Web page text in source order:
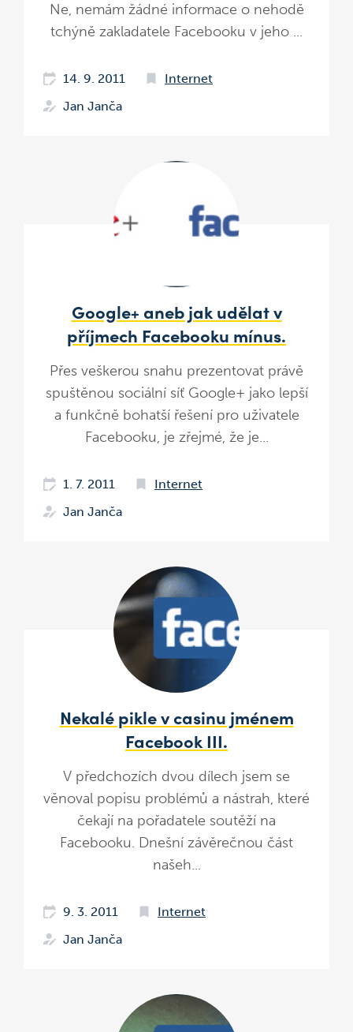
Ne, nemám žádné informace o nehodě
tchýně zakladatele Facebooku v jeho ...
14. 9. 2011
Internet
Jan Janča
Google+ aneb jak udělat v
příjmech Facebooku mínus.
Přes veškerou snahu prezentovat právě
spuštěnou sociální síť Google+ jako lepší
a funkčně bohatší řešení pro uživatele
Facebooku, je zřejmé, že je...
1. 7. 2011
Internet
Jan Janča
Nekalé pikle v casinu jménem
Facebook III.
V předchozích dvou dílech jsem se
věnoval popisu problémů a nástrah, které
čekají na pořadatele soutěží na
Facebooku. Dnešní závěrečnou část
našeh...
9. 3. 2011
Internet
Jan Janča